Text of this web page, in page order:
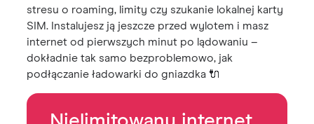
stresu o roaming, limity czy szukanie lokalnej karty
SIM. Instalujesz ją jeszcze przed wylotem i masz
internet od pierwszych minut po lądowaniu –
dokładnie tak samo bezproblemowo, jak
podłączanie ładowarki do gniazdka 🔌